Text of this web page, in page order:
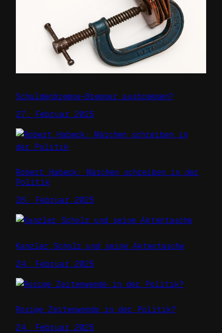
Schuldenbremse-Bremser ausbremsen?
27. Februar 2025
Robert Habeck: Märchen schreiben in der
Politik
26. Februar 2025
Kanzler Scholz und seine Aktentasche
24. Februar 2025
Rosige Zeitenwende in der Politik?
24. Februar 2025